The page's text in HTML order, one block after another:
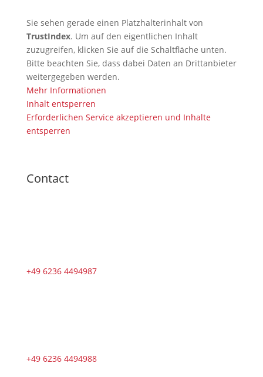
Sie sehen gerade einen Platzhalterinhalt von
TrustIndex. Um auf den eigentlichen Inhalt
zuzugreifen, klicken Sie auf die Schaltfläche unten.
Bitte beachten Sie, dass dabei Daten an Drittanbieter
weitergegeben werden.
Mehr Informationen
Inhalt entsperren
Erforderlichen Service akzeptieren und Inhalte
entsperren
Contact
+49 6236 4494987
+49 6236 4494988